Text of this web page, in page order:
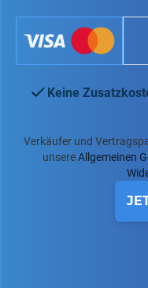
Keine
Verkäufer und
unsereAllgemeinen